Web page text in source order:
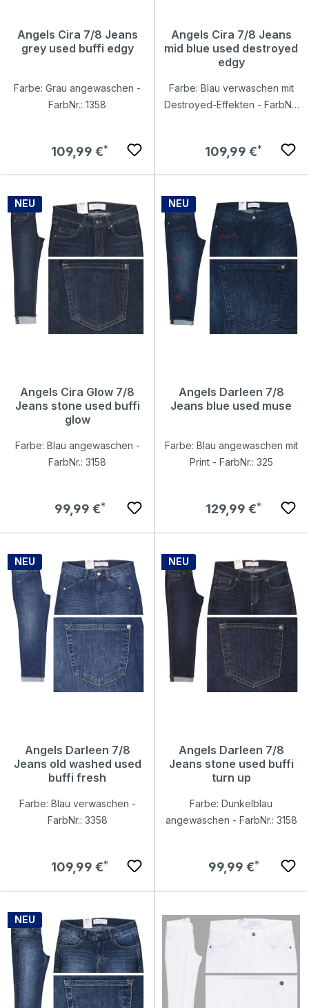
Angels Cira 7/8 Jeans
grey used buffi edgy
Farbe: Grau angewaschen -
FarbNr.: 1358
Regulärer Preis:
109,99 €
Angels Cira 7/8 Jeans
mid blue used destroyed
edgy
Farbe: Blau verwaschen mit
Destroyed-Effekten - FarbNr.:
Regulärer Preis:
109,99 €
NEU
Angels Cira Glow 7/8
Jeans stone used buffi
glow
Farbe: Blau angewaschen -
FarbNr.: 3158
Regulärer Preis:
99,99 €
NEU
Angels Darleen 7/8
Jeans blue used muse
Farbe: Blau angewaschen mit
Print - FarbNr.: 325
Regulärer Preis:
129,99 €
NEU
Angels Darleen 7/8
Jeans old washed used
buffi fresh
Farbe: Blau verwaschen -
FarbNr.: 3358
Regulärer Preis:
109,99 €
NEU
Angels Darleen 7/8
Jeans stone used buffi
turn up
Farbe: Dunkelblau
angewaschen - FarbNr.: 3158
Regulärer Preis:
99,99 €
NEU